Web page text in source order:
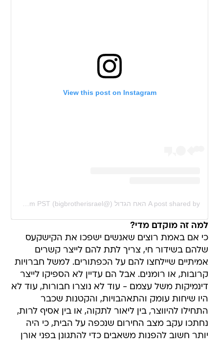
View this post on Instagram
A post shared by האח הגדול (@bigbrotherisrael) Jan 12, 2020 at 3:52am PST
למה זה מוקדם מדי?
כי אם באמת רוצים שאנשים ישפכו את הקישקעס
שלהם בשידור חי, צריך לתת להם לייצר קשרים
אמיתיים שיילחצו להם על הכפתורים. למשל חברויות
קרובות, או רומנים. אבל הם עדיין לא הספיקו לייצר
דינמיקות משל עצמם - עוד לא נוצרו חבורות, עוד לא
היו שיחות עומק והתאהבויות, והקטנות שכבר
התחילו להיווצר, בין ליאור לתקוה, או בין אסיף לרות,
נחתכו עקב מצב החירום שנכפה על הבית, כי היה
יותר חשוב להפנות משאבים כדי להתגונן בפני אורן